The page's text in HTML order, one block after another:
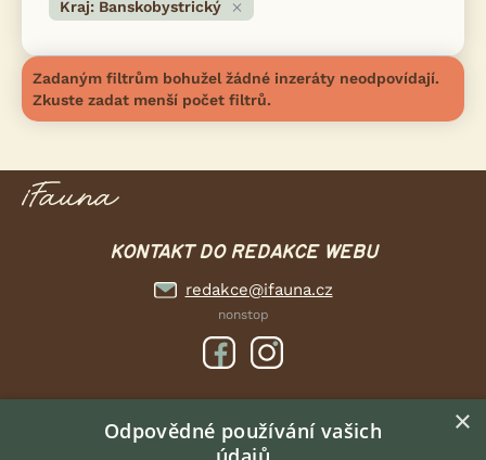
Kraj: Banskobystrický
Zadaným filtrům bohužel žádné inzeráty neodpovídají.
Zkuste zadat menší počet filtrů.
KONTAKT DO REDAKCE WEBU
redakce@ifauna.cz
nonstop
DOMOVSKÁ STRÁNKA
INZERCE
×
Odpovědné používání vašich